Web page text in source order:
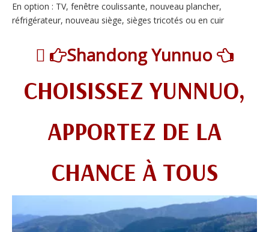
En option : TV, fenêtre coulissante, nouveau plancher,
réfrigérateur, nouveau siège, sièges tricotés ou en cuir
 Shandong Yunnuo 
CHOISISSEZ YUNNUO,
APPORTEZ DE LA
CHANCE À TOUS